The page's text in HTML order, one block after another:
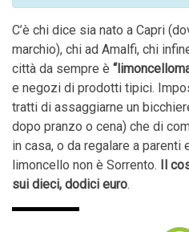
C’è chi dice sia nato a Capri
marchio), chi ad Amalfi, chi
città da sempre è
e negozi di prodotti tipici.
tratti di assaggiarne un
dopo pranzo o cena) che di
in casa, o da regalare a parenti
limoncello non è Sorrento. Il
sui dieci, dodici euro.